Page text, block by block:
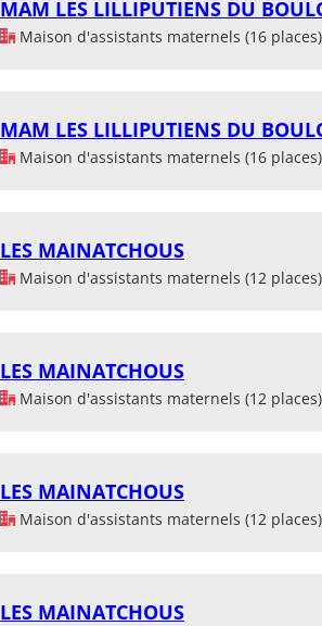
MAM LES LILLIPUTIENS DU
Maison d'assistants maternels (16 places)
MAM LES LILLIPUTIENS DU
Maison d'assistants maternels (16 places)
LES MAINATCHOUS
Maison d'assistants maternels (12 places)
LES MAINATCHOUS
Maison d'assistants maternels (12 places)
LES MAINATCHOUS
Maison d'assistants maternels (12 places)
LES MAINATCHOUS